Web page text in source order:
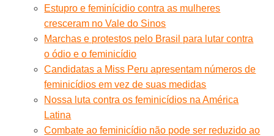
Estupro e feminícidio contra as mulheres
cresceram no Vale do Sinos
Marchas e protestos pelo Brasil para lutar contra
o ódio e o feminicídio
Candidatas a Miss Peru apresentam números de
feminicídios em vez de suas medidas
Nossa luta contra os feminicídios na América
Latina
Combate ao feminicídio não pode ser reduzido ao